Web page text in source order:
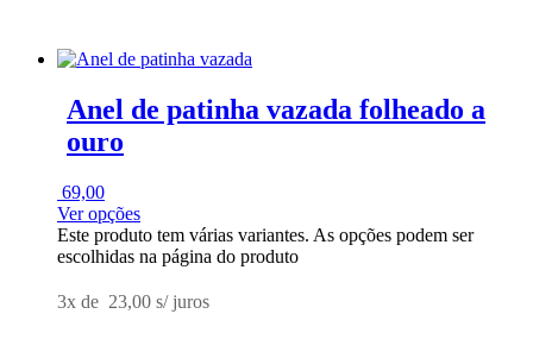
Anel de patinha vazada folheado a
ouro
69,00
Ver opções
Este produto tem várias variantes. As opções podem ser
escolhidas na página do produto
3x de 23,00 s/ juros